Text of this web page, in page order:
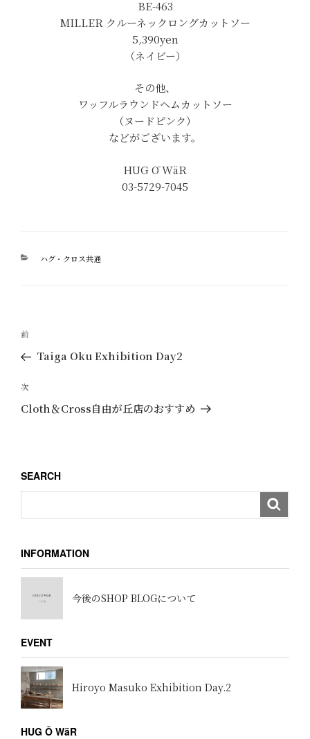
BE-463
MILLER クルーネックロングカットソー
5,390yen
（ネイビー）
その他、
ワッフルラウンドヘムカットソー
（ヌードピンク）
などがございます。
HUG Ō WäR
03-5729-7045
カ
ハグ・クロス共通
投
ナ
ビ
ゲ
ン
過
去
投
稿
前
Taiga Oku Exhibition Day2
次
の
次
Cloth＆Cross自由が丘店のおすすめ
SEARCH
INFORMATION
今後のSHOP BLOGについて
EVENT
Hiroyo Masuko Exhibition Day.2
HUG Ō WäR